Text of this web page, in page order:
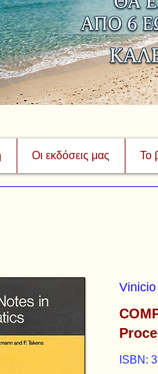
Οι εκδόσεις μας Το
ISBN: